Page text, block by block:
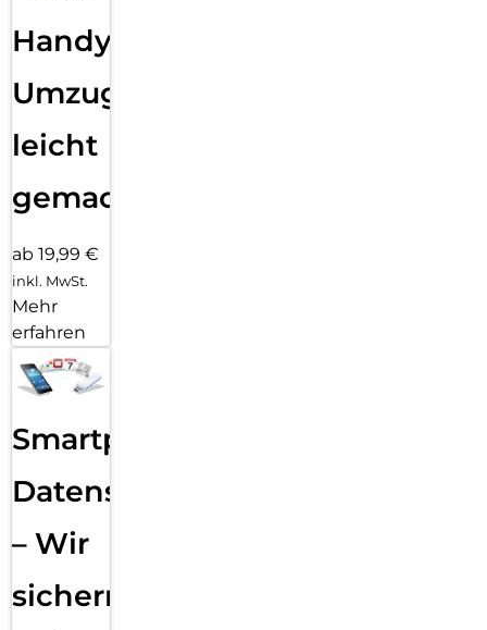
Handy
Umzug
leicht
gemacht!
ab 19,99 €
inkl. MwSt.
Mehr
erfahren
Smartphone
Datensicherung
– Wir
sichern